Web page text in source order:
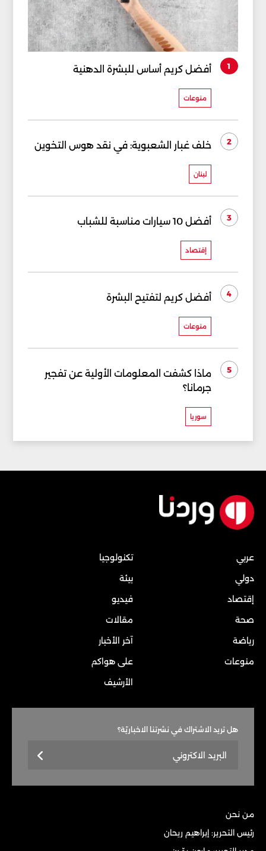
1 أفضل كريم أساس للبشرة الدهنية
منوعات
2 خلف غبار الشعبوية: في نقد هوس التخوين
لبنان
3 أفضل 10 سيارات مناسبة للشباب
إقتصاد
4 أفضل كريم لتفتيح البشرة
منوعات
5
ماذا كشفت المعلومات الأولية عن تفجير
جرمانا؟
سوريا
عربي
دولي
إقتصاد
صحة
رياضة
منوعات
تكنولوجيا
بيئة
فيديو
مقالات
آخر الأخبار
على هواكم
الأرشيف
هل تريد الاشتراك في نشرتنا الاخباريّة؟
من نحن
رئيس التحرير: إبراهيم ريحان